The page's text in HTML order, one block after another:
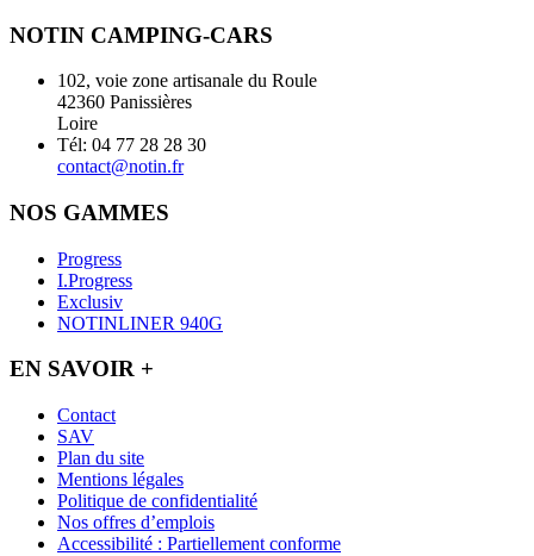
NOTIN CAMPING-CARS
102, voie zone artisanale du Roule
42360 Panissières
Loire
Tél: 04 77 28 28 30
contact@notin.fr
NOS GAMMES
Progress
I.Progress
Exclusiv
NOTINLINER 940G
EN SAVOIR +
Contact
SAV
Plan du site
Mentions légales
Politique de confidentialité
Nos offres d’emplois
Accessibilité : Partiellement conforme